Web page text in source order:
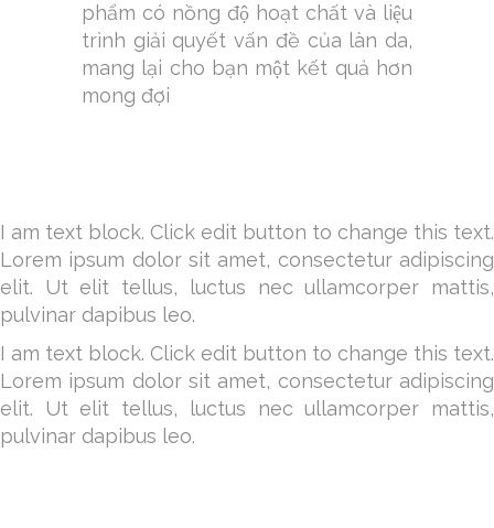
phẩm có nồng độ hoạt chất và liệu
trình giải quyết vấn đề của làn da,
mang lại cho bạn một kết quả hơn
mong đợi
I am text block. Click edit button to change this text.
Lorem ipsum dolor sit amet, consectetur adipiscing
elit. Ut elit tellus, luctus nec ullamcorper mattis,
pulvinar dapibus leo.
I am text block. Click edit button to change this text.
Lorem ipsum dolor sit amet, consectetur adipiscing
elit. Ut elit tellus, luctus nec ullamcorper mattis,
pulvinar dapibus leo.